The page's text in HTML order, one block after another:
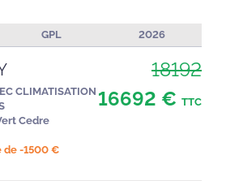
GPL 2026
CLIMATISATION
Cedre
de -1500 €
18192
16692 € TTC